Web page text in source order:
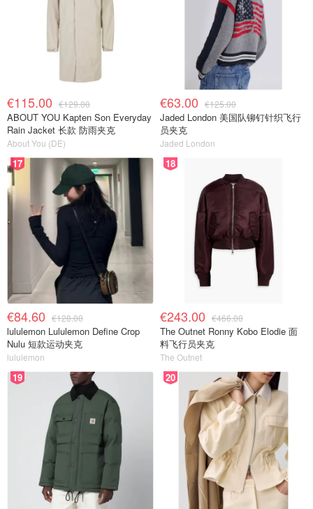
€115.00 €129.00
ABOUT YOU Kapten Son Everyday
Rain Jacket 长款 防雨夹克
About You (DE)
€63.00 €125.00
Jaded London 美国队铆钉针织飞行
员夹克
Jaded London
17
€84.60 €128.00
lululemon Lululemon Define Crop
Nulu 短款运动夹克
lululemon
18
€243.00 €466.00
The Outnet Ronny Kobo Elodie 面
料飞行员夹克
The Outnet
19 20